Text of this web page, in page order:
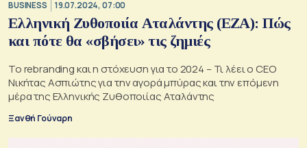
BUSINESS 19.07.2024, 07:00
Ελληνική Ζυθοποιία Αταλάντης (ΕΖΑ): Πώς
και πότε θα «σβήσει» τις ζημιές
Το rebranding και η στόχευση για το 2024 – Τι λέει ο CEO
Νικήτας Ασπιώτης για την αγορά μπύρας και την επόμενη
μέρα της Ελληνικής Ζυθοποιίας Αταλάντης
Ξανθή Γούναρη